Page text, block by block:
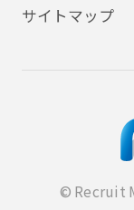
サイトマップ
© Recruit